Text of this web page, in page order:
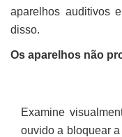
aparelhos auditivos
disso.
Os aparelhos não
Examine
ouvido a bloquear